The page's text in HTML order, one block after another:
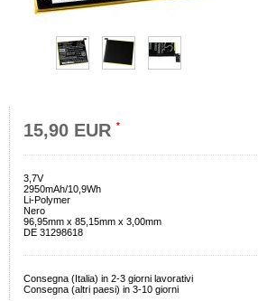
15,90 EUR *
3,7V
2950mAh/10,9Wh
Li-Polymer
Nero
96,95mm x 85,15mm x 3,00mm
DE 31298618
Consegna (Italia) in 2-3 giorni lavorativi
Consegna (altri paesi) in 3-10 giorni